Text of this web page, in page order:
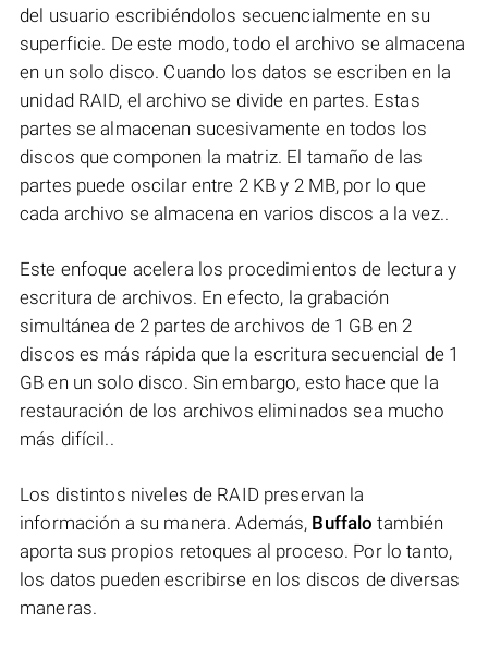
del usuario escribiéndolos secuencialmente en su
superficie. De este modo, todo el archivo se almacena
en un solo disco. Cuando los datos se escriben en la
unidad RAID, el archivo se divide en partes. Estas
partes se almacenan sucesivamente en todos los
discos que componen la matriz. El tamaño de las
partes puede oscilar entre 2 KB y 2 MB, por lo que
cada archivo se almacena en varios discos a la vez..
Este enfoque acelera los procedimientos de lectura y
escritura de archivos. En efecto, la grabación
simultánea de 2 partes de archivos de 1 GB en 2
discos es más rápida que la escritura secuencial de 1
GB en un solo disco. Sin embargo, esto hace que la
restauración de los archivos eliminados sea mucho
más difícil..
Los distintos niveles de RAID preservan la
información a su manera. Además, Buffalo también
aporta sus propios retoques al proceso. Por lo tanto,
los datos pueden escribirse en los discos de diversas
maneras.